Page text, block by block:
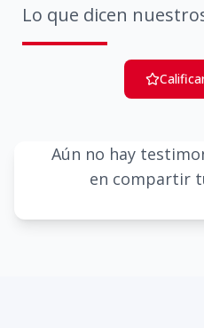
Lo que dicen
Aún no hay
en compartir